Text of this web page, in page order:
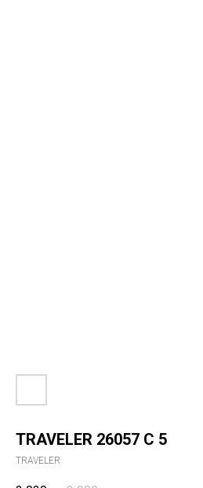
TRAVELER 26057 С 5
TRAVELER